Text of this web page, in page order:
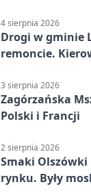
4 sierpnia 2026
Drogi w gminie
remoncie.
3 sierpnia 2026
Zagórzańska
Polski i Francji
2 sierpnia 2026
Smaki
rynku. Były